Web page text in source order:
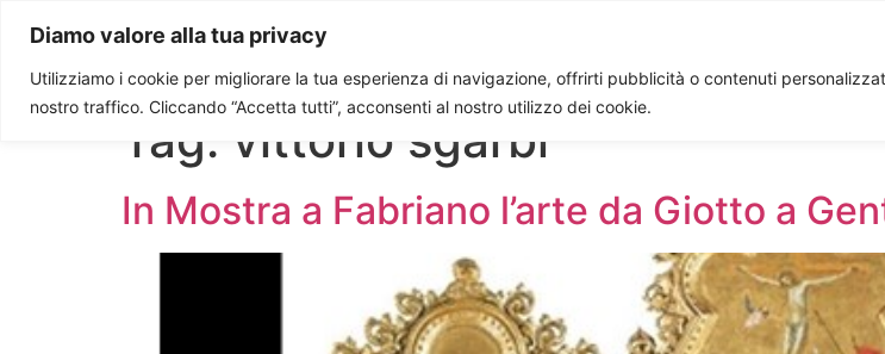
Diamo valore alla tua privacy
Utilizziamo i cookie per migliorare la tua esperienza di navigazione, offrirti pubblicità o contenuti
nostro traffico. Cliccando “Accetta tutti”, acconsenti al nostro utilizzo dei cookie.
Paolo Ondarza
Tag: vittorio sgarbi
In Mostra a Fabriano l’arte da Giotto a